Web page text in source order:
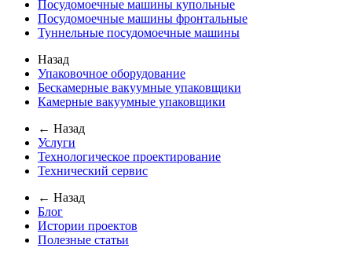
Посудомоечные машины купольные
Посудомоечные машины фронтальные
Туннельные посудомоечные машины
Назад
Упаковочное оборудование
Бескамерные вакуумные упаковщики
Камерные вакуумные упаковщики
← Назад
Услуги
Технологическое проектирование
Технический сервис
← Назад
Блог
Истории проектов
Полезные статьи